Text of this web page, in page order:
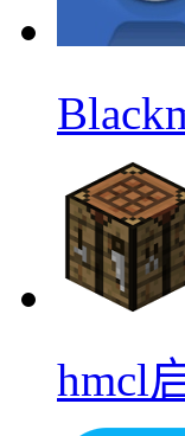
hmcl